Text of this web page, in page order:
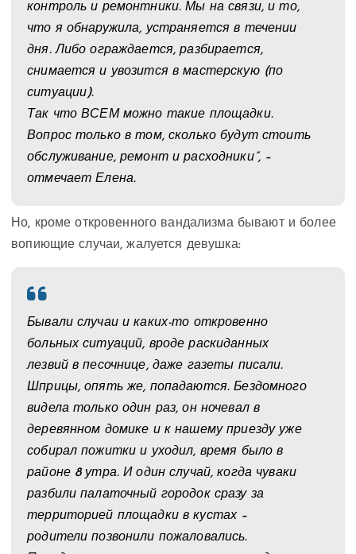
контроль и ремонтники. Мы на связи, и то,
что я обнаружила, устраняется в течении
дня. Либо ограждается, разбирается,
снимается и увозится в мастерскую (по
ситуации).
Так что ВСЕМ можно такие площадки.
Вопрос только в том, сколько будут стоить
обслуживание, ремонт и расходники”, –
отмечает Елена.
Но, кроме откровенного вандализма бывают и более
вопиющие случаи, жалуется девушка:
Бывали случаи и каких-то откровенно
больных ситуаций, вроде раскиданных
лезвий в песочнице, даже газеты писали.
Шприцы, опять же, попадаются. Бездомного
видела только один раз, он ночевал в
деревянном домике и к нашему приезду уже
собирал пожитки и уходил, время было в
районе 8 утра. И один случай, когда чуваки
разбили палаточный городок сразу за
территорией площадки в кустах –
родители позвонили пожаловались.